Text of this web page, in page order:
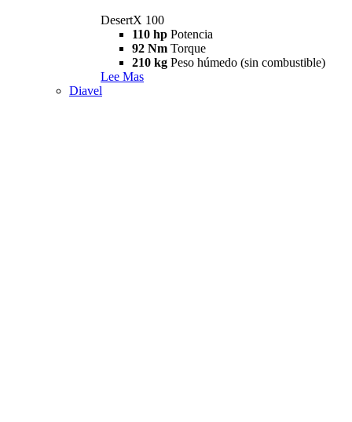
DesertX 100
110 hp Potencia
92 Nm Torque
210 kg Peso húmedo (sin combustible)
Lee Mas
Diavel